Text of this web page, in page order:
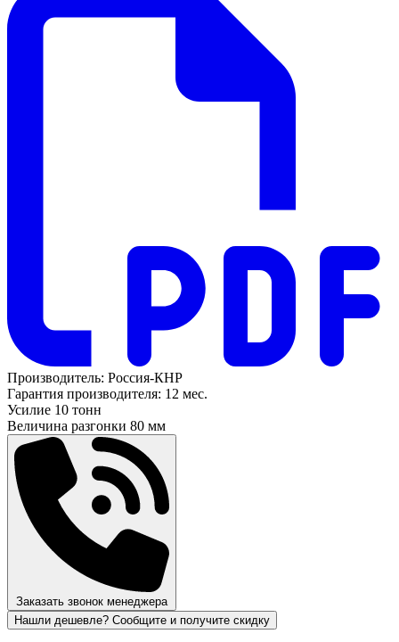
Производитель: Россия-КНР
Гарантия производителя: 12 мес.
Усилие 10 тонн
Величина разгонки 80 мм
Заказать звонок менеджера
Нашли дешевле? Сообщите и получите скидку